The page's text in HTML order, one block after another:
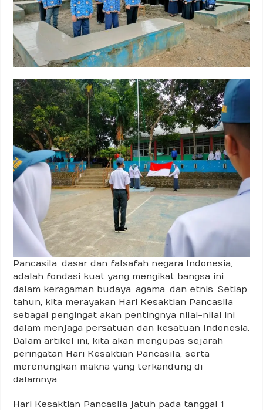
Pancasila, dasar dan falsafah negara Indonesia,
adalah fondasi kuat yang mengikat bangsa ini
dalam keragaman budaya, agama, dan etnis. Setiap
tahun, kita merayakan Hari Kesaktian Pancasila
sebagai pengingat akan pentingnya nilai-nilai ini
dalam menjaga persatuan dan kesatuan Indonesia.
Dalam artikel ini, kita akan mengupas sejarah
peringatan Hari Kesaktian Pancasila, serta
merenungkan makna yang terkandung di
dalamnya.
Hari Kesaktian Pancasila jatuh pada tanggal 1